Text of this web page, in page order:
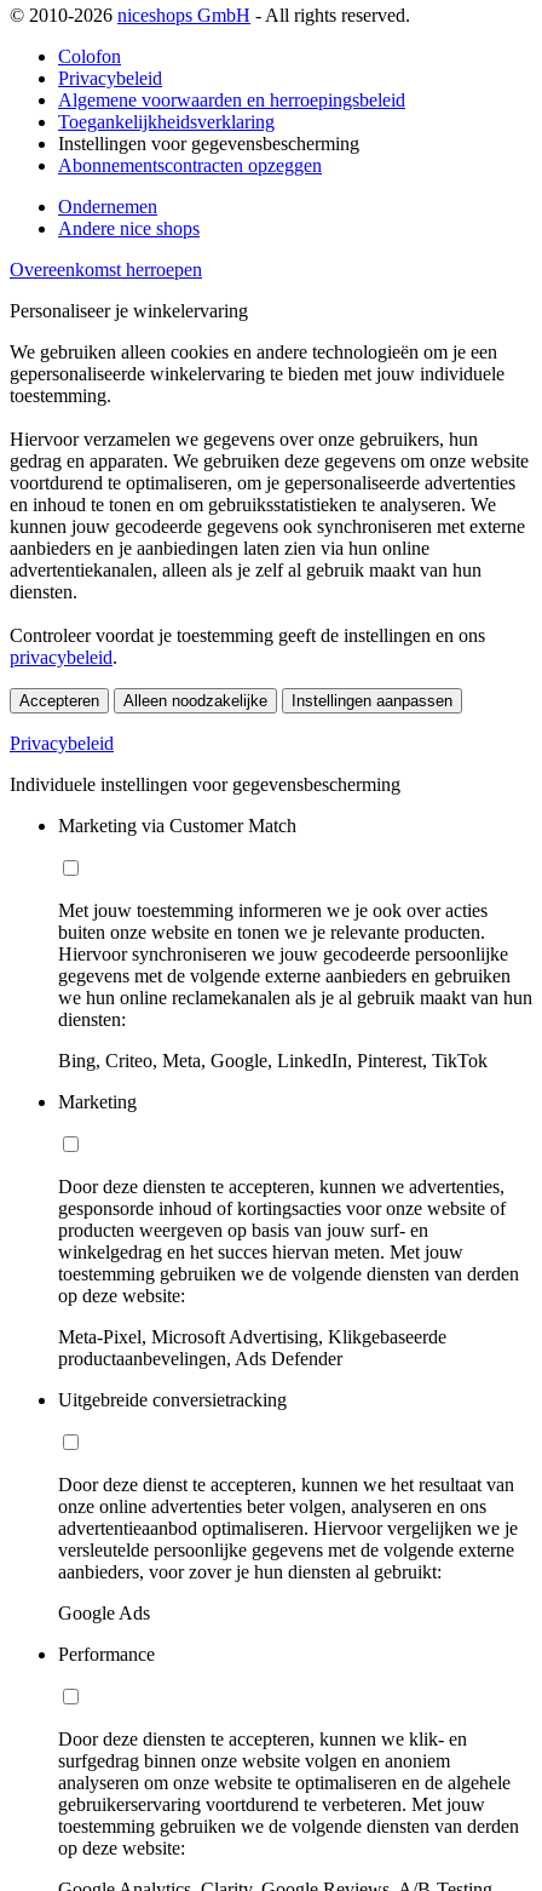
© 2010-2026 niceshops GmbH - All rights reserved.
Colofon
Privacybeleid
Algemene voorwaarden en herroepingsbeleid
Toegankelijkheidsverklaring
Instellingen voor gegevensbescherming
Abonnementscontracten opzeggen
Ondernemen
Andere nice shops
Overeenkomst herroepen
Personaliseer je winkelervaring
We gebruiken alleen cookies en andere technologieën om je een
gepersonaliseerde winkelervaring te bieden met jouw individuele
toestemming.
Hiervoor verzamelen we gegevens over onze gebruikers, hun
gedrag en apparaten. We gebruiken deze gegevens om onze website
voortdurend te optimaliseren, om je gepersonaliseerde advertenties
en inhoud te tonen en om gebruiksstatistieken te analyseren. We
kunnen jouw gecodeerde gegevens ook synchroniseren met externe
aanbieders en je aanbiedingen laten zien via hun online
advertentiekanalen, alleen als je zelf al gebruik maakt van hun
diensten.
Controleer voordat je toestemming geeft de instellingen en ons
privacybeleid.
Accepteren Alleen noodzakelijke Instellingen aanpassen
Privacybeleid
Individuele instellingen voor gegevensbescherming
Marketing via Customer Match
Met jouw toestemming informeren we je ook over acties
buiten onze website en tonen we je relevante producten.
Hiervoor synchroniseren we jouw gecodeerde persoonlijke
gegevens met de volgende externe aanbieders en gebruiken
we hun online reclamekanalen als je al gebruik maakt van hun
diensten:
Bing, Criteo, Meta, Google, LinkedIn, Pinterest, TikTok
Marketing
Door deze diensten te accepteren, kunnen we advertenties,
gesponsorde inhoud of kortingsacties voor onze website of
producten weergeven op basis van jouw surf- en
winkelgedrag en het succes hiervan meten. Met jouw
toestemming gebruiken we de volgende diensten van derden
op deze website:
Meta-Pixel, Microsoft Advertising, Klikgebaseerde
productaanbevelingen, Ads Defender
Uitgebreide conversietracking
Door deze dienst te accepteren, kunnen we het resultaat van
onze online advertenties beter volgen, analyseren en ons
advertentieaanbod optimaliseren. Hiervoor vergelijken we je
versleutelde persoonlijke gegevens met de volgende externe
aanbieders, voor zover je hun diensten al gebruikt:
Google Ads
Performance
Door deze diensten te accepteren, kunnen we klik- en
surfgedrag binnen onze website volgen en anoniem
analyseren om onze website te optimaliseren en de algehele
gebruikerservaring voortdurend te verbeteren. Met jouw
toestemming gebruiken we de volgende diensten van derden
op deze website: